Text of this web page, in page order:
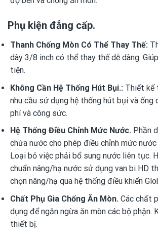
Phụ kiện đẳng cấp.
Thanh Chống Mòn Có Thể Thay Thế:
dày 3/8 inch có thể thay thế dễ dàng.
tiện.
Không Cần Hệ Thống Hút Bụi.:Thiết kế
nhu cầu sử dụng hệ thống hút bụi và ống
phí và công sức.
Hệ Thống Điều Chỉnh Mức Nước.Phần
chứa nước cho phép điều chỉnh mức nước
Loại bỏ việc phải bổ sung nước liên tục.
chuẩn nâng/hạ nước sử dụng van bi HD
chọn nâng/hạ qua hệ thống điều khiển
Chất Phụ Gia Chống Ăn Mòn.Các chất
dụng để ngăn ngừa ăn mòn các bộ phận.
thiết bị.